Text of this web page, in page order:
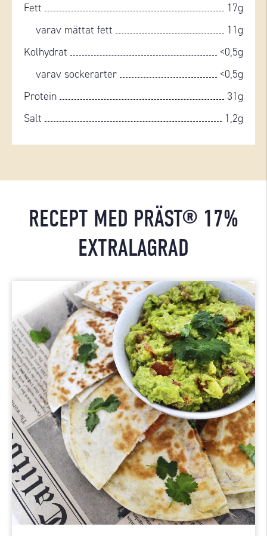
Fett
17g
varav mättat fett
11g
Kolhydrat
<0,5g
varav sockerarter
<0,5g
Protein
31g
Salt
1,2g
RECEPT MED PRÄST® 17%
EXTRALAGRAD